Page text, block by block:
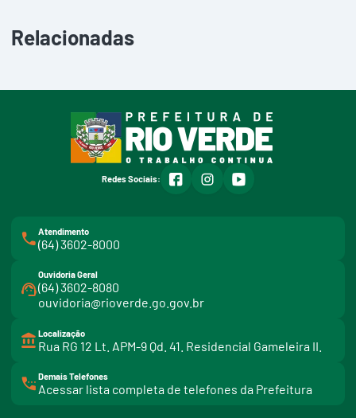
Relacionadas
Redes Sociais: facebookinstagramyoutube
Atendimento
(64) 3602-8000
Ouvidoria Geral
(64) 3602-8080
ouvidoria@rioverde.go.gov.br
Localização
Rua RG 12 Lt. APM-9 Qd. 41. Residencial Gameleira II.
Demais Telefones
Acessar lista completa de telefones da Prefeitura
i